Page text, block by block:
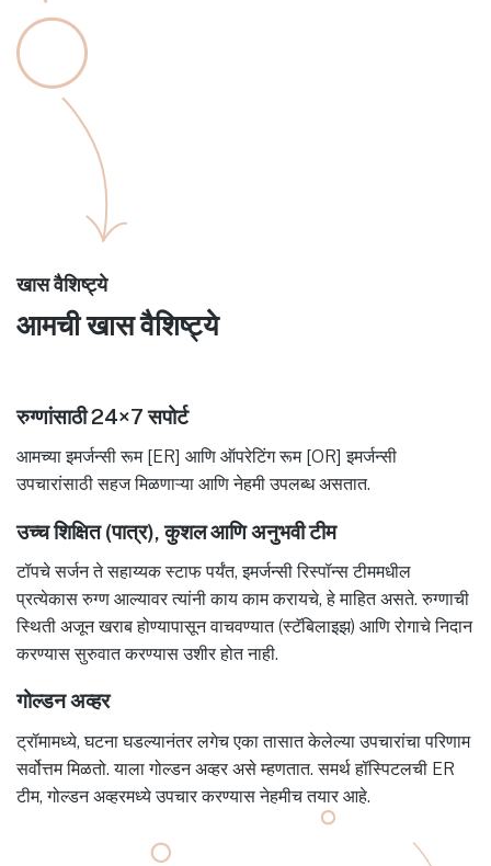
खास वैशिष्ट्ये
आमची खास वैशिष्ट्ये
रुग्णांसाठी 24×7 सपोर्ट
आमच्या इमर्जन्सी रूम [ER] आणि ऑपरेटिंग रूम [OR] इमर्जन्सी
उपचारांसाठी सहज मिळणाऱ्या आणि नेहमी उपलब्ध असतात.
उच्च शिक्षित (पात्र), कुशल आणि अनुभवी टीम
टॉपचे सर्जन ते सहाय्यक स्टाफ पर्यंत, इमर्जन्सी रिस्पॉन्स टीममधील
प्रत्येकास रुग्ण आल्यावर त्यांनी काय काम करायचे, हे माहित असते. रुग्णाची
स्थिती अजून खराब होण्यापासून वाचवण्यात (स्टॅबिलाइझ) आणि रोगाचे निदान
करण्यास सुरुवात करण्यास उशीर होत नाही.
गोल्डन अव्हर
ट्रॉमामध्ये, घटना घडल्यानंतर लगेच एका तासात केलेल्या उपचारांचा परिणाम
सर्वोत्तम मिळतो. याला गोल्डन अव्हर असे म्हणतात. समर्थ हॉस्पिटलची ER
टीम, गोल्डन अव्हरमध्ये उपचार करण्यास नेहमीच तयार आहे.